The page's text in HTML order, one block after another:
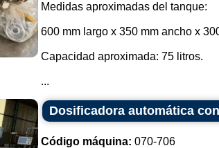
Medidas aproximadas del tanque:
600 mm largo x 350 mm ancho x
Capacidad aproximada: 75 litros.
...
Dosificadora automática
Código máquina: 070-706